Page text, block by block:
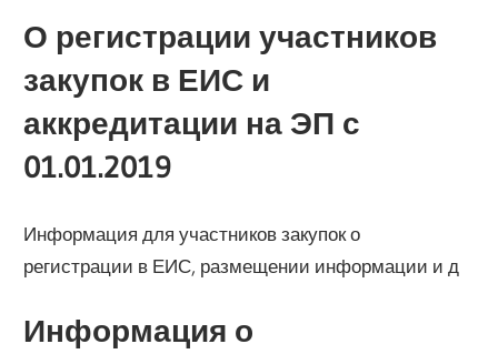
О регистрации участников
закупок в ЕИС и
аккредитации на ЭП с
01.01.2019
Информация для участников закупок о
регистрации в ЕИС, размещении информации и д
Информация о